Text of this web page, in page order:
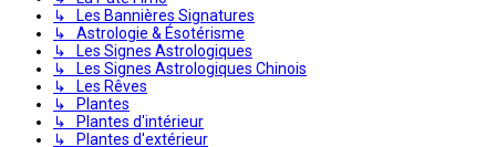
↳ Les Bannières Signatures
↳ Astrologie & Ésotérisme
↳ Les Signes Astrologiques
↳ Les Signes Astrologiques Chinois
↳ Les Rêves
↳ Plantes
↳ Plantes d'intérieur
↳ Plantes d'extérieur